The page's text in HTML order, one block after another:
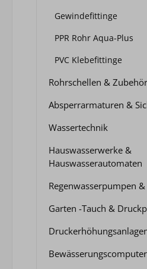
Gewindefittinge
PPR Rohr Aqua-Plus
PVC Klebefittinge
Rohrschellen & Zubehör
Absperrarmaturen &
Wassertechnik
Hauswasserwerke &
Hauswasserautomaten
Regenwasserpumpen
Garten -Tauch &